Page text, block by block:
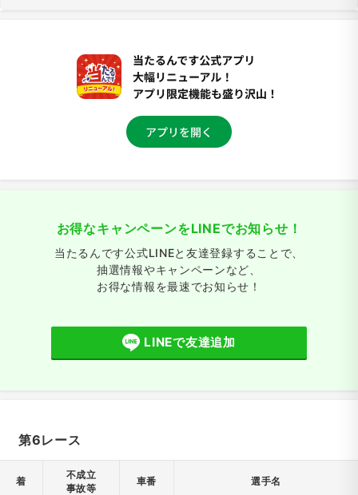
お得なキャンペーンをLINEでお知らせ！
当たるんです公式LINEと友達登録することで、
抽選情報やキャンペーンなど、
お得な情報を最速でお知らせ！
LINEで友達追加
第6レース
着
不成立
事故等
車番 選手名